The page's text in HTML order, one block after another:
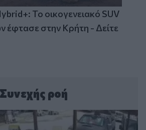
Το οικογενειακό SUV
έφτασε στην Κρήτη - Δείτε
Συνεχής ροή